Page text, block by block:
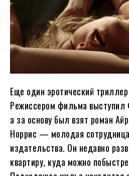
Еще один эротический
Режиссером фильма
а за основу был взят роман
Норрис — молодая сотрудница
издательства. Он недавно
квартиру, куда можно